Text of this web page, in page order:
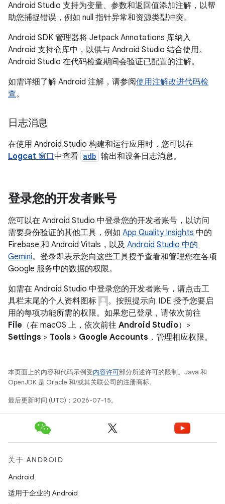
Android Studio 支持为变量、参数和返回值添加注解，以帮
助您捕捉错误，例如 null 指针异常和资源类型冲突。
Android SDK 管理器将 Jetpack Annotations 库纳入
Android 支持仓库中，以供与 Android Studio 结合使用。
Android Studio 在代码检查期间会验证已配置的注解。
如需详细了解 Android 注解，请参阅使用注解改进代码检
查。
日志消息
在使用 Android Studio 构建和运行应用时，您可以在
Logcat 窗口中查看 adb 输出和设备日志消息。
登录您的开发者账号
您可以在 Android Studio 中登录您的开发者账号，以访问
需要身份验证的其他工具，例如 App Quality Insights 中的
Firebase 和 Android Vitals，以及 Android Studio 中的
Gemini。登录即表示您向这些工具授予查看和管理您在各项
Google 服务中的数据的权限。
如需在 Android Studio 中登录您的开发者账号，请点击工
具栏末尾的个人资料图标
。按照提示向 IDE 授予您要启
用的每项功能所需的权限。如果您已登录，请依次前往
File （在 macOS 上，依次前往 Android Studio）>
Settings > Tools > Google Accounts ，管理相应权限。
本页面上的内容和代码示例受内容许可部分所述许可的限制。Java 和
OpenJDK 是 Oracle 和/或其关联公司的注册商标。
最后更新时间 (UTC)：2026-07-15。
关于 ANDROID
Android
适用于企业的 Android